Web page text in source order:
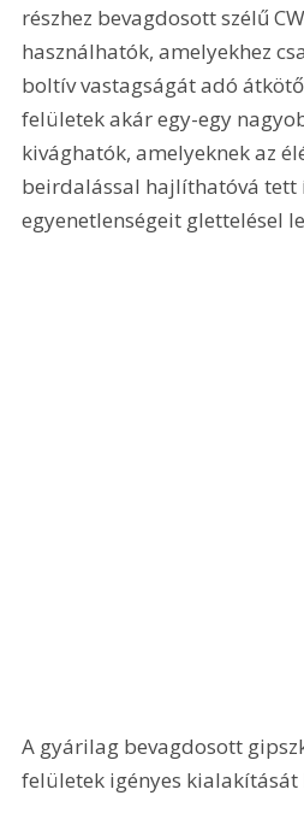
részhez bevagdosott szélű
használhatók, amelyekhez
boltív vastagságát adó átkötő
felületek akár egy-egy
kivághatók, amelyeknek az
beirdalással hajlíthatóvá tett
egyenetlenségeit glettelésel
A gyárilag bevagdosott
felületek igényes